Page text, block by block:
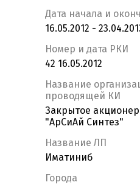
Дата начала и
16.05.2012 -
Номер и дата РКИ
42 16.05.2012
Название
проводящей КИ
Закрытое
"АрСиАй Синтез"
Название ЛП
Иматиниб
Города